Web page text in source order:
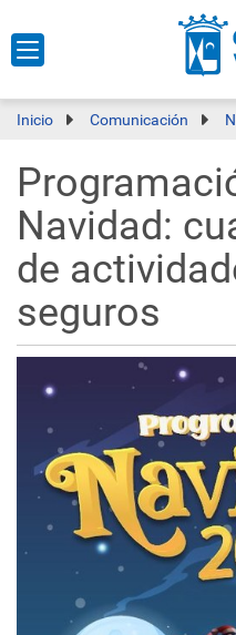
Inicio Comunicación
Navidad:
de
seguros